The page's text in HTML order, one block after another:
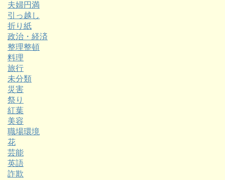
夫婦円満
引っ越し
折り紙
政治・経済
整理整頓
料理
旅行
未分類
災害
祭り
紅葉
美容
職場環境
花
芸能
英語
詐欺